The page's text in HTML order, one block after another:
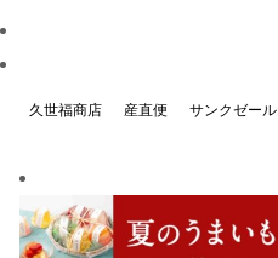
久世福商店 産直便 サンクゼール